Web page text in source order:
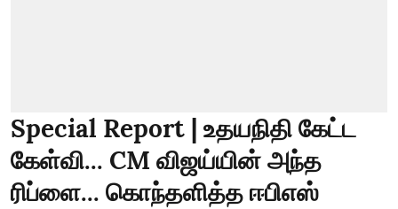
Special Report | உதயநிதி கேட்ட
கேள்வி... CM விஜய்யின் அந்த
ரிப்ளை... கொந்தளித்த ஈபிஎஸ்